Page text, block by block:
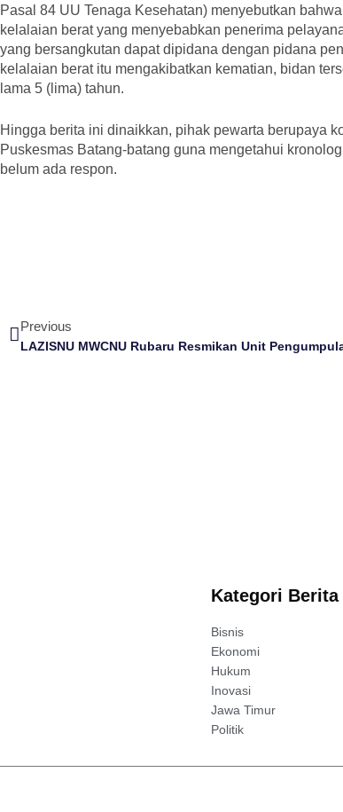
Pasal 84 UU Tenaga Kesehatan) menyebutkan
kelalaian berat yang menyebabkan penerima
yang bersangkutan dapat dipidana dengan pidana
kelalaian berat itu mengakibatkan kematian, bidan
lama 5 (lima) tahun.
Hingga berita ini dinaikkan, pihak pewarta berupaya
Puskesmas Batang-batang guna mengetahui
belum ada respon.
Previous
Kategori Berita
Bisnis
Ekonomi
Hukum
Inovasi
Jawa Timur
Politik